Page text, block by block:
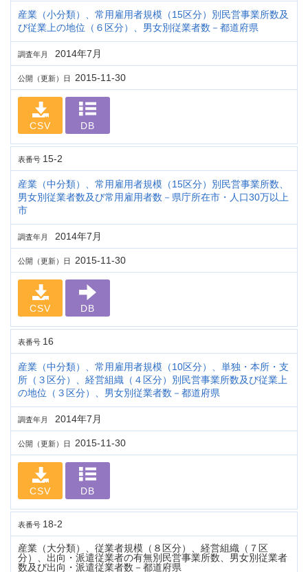
産業（小分類）、常用雇用者規模（15区分）別民営事業所数及
び従業上の地位（６区分）、男女別従業者数－都道府県
調査年月 2014年7月
公開（更新）日 2015-11-30
CSV DB
表番号 15-2
産業（中分類）、常用雇用者規模（15区分）別民営事業所数、
男女別従業者数及び常用雇用者数－県庁所在市・人口30万以上
市
調査年月 2014年7月
公開（更新）日 2015-11-30
CSV DB
表番号 16
産業（中分類）、常用雇用者規模（10区分）、単独・本所・支
所（３区分）、経営組織（４区分）別民営事業所数及び従業上
の地位（３区分）、男女別従業者数－都道府県
調査年月 2014年7月
公開（更新）日 2015-11-30
CSV DB
表番号 18-2
産業（大分類）、従業者規模（８区分）、経営組織（７区
分）、出向・派遣従業者の有無別民営事業所数、男女別従業者
数及び出向・派遣従業者数－都道府県